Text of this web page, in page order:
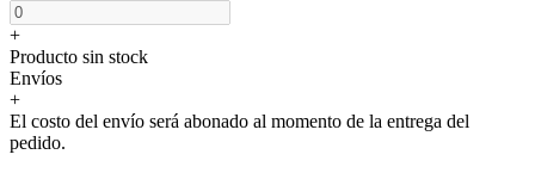
+
Producto sin stock
Envíos
+
El costo del envío será abonado al momento de la entrega del
pedido.